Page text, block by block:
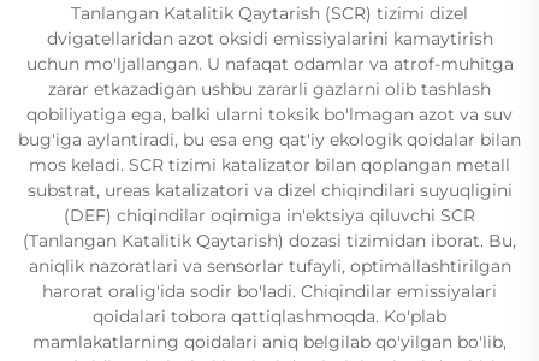
Tanlangan Katalitik Qaytarish (SCR) tizimi dizel
dvigatellaridan azot oksidi emissiyalarini kamaytirish
uchun mo'ljallangan. U nafaqat odamlar va atrof-muhitga
zarar etkazadigan ushbu zararli gazlarni olib tashlash
qobiliyatiga ega, balki ularni toksik bo'lmagan azot va suv
bug'iga aylantiradi, bu esa eng qat'iy ekologik qoidalar bilan
mos keladi. SCR tizimi katalizator bilan qoplangan metall
substrat, ureas katalizatori va dizel chiqindilari suyuqligini
(DEF) chiqindilar oqimiga in'ektsiya qiluvchi SCR
(Tanlangan Katalitik Qaytarish) dozasi tizimidan iborat. Bu,
aniqlik nazoratlari va sensorlar tufayli, optimallashtirilgan
harorat oralig'ida sodir bo'ladi. Chiqindilar emissiyalari
qoidalari tobora qattiqlashmoqda. Ko'plab
mamlakatlarning qoidalari aniq belgilab qo'yilgan bo'lib,